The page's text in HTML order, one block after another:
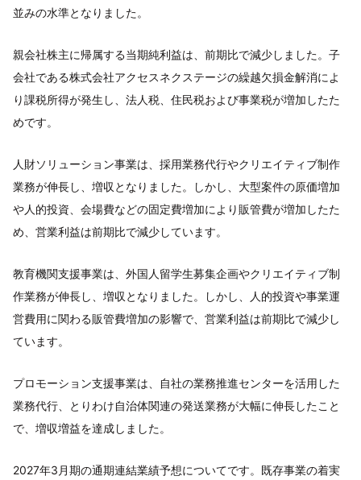
並みの水準となりました。
親会社株主に帰属する当期純利益は、前期比で減少しました。子
会社である株式会社アクセスネクステージの繰越欠損金解消によ
り課税所得が発生し、法人税、住民税および事業税が増加したた
めです。
人財ソリューション事業は、採用業務代行やクリエイティブ制作
業務が伸長し、増収となりました。しかし、大型案件の原価増加
や人的投資、会場費などの固定費増加により販管費が増加したた
め、営業利益は前期比で減少しています。
教育機関支援事業は、外国人留学生募集企画やクリエイティブ制
作業務が伸長し、増収となりました。しかし、人的投資や事業運
営費用に関わる販管費増加の影響で、営業利益は前期比で減少し
ています。
プロモーション支援事業は、自社の業務推進センターを活用した
業務代行、とりわけ自治体関連の発送業務が大幅に伸長したこと
で、増収増益を達成しました。
2027年3月期の通期連結業績予想についてです。既存事業の着実